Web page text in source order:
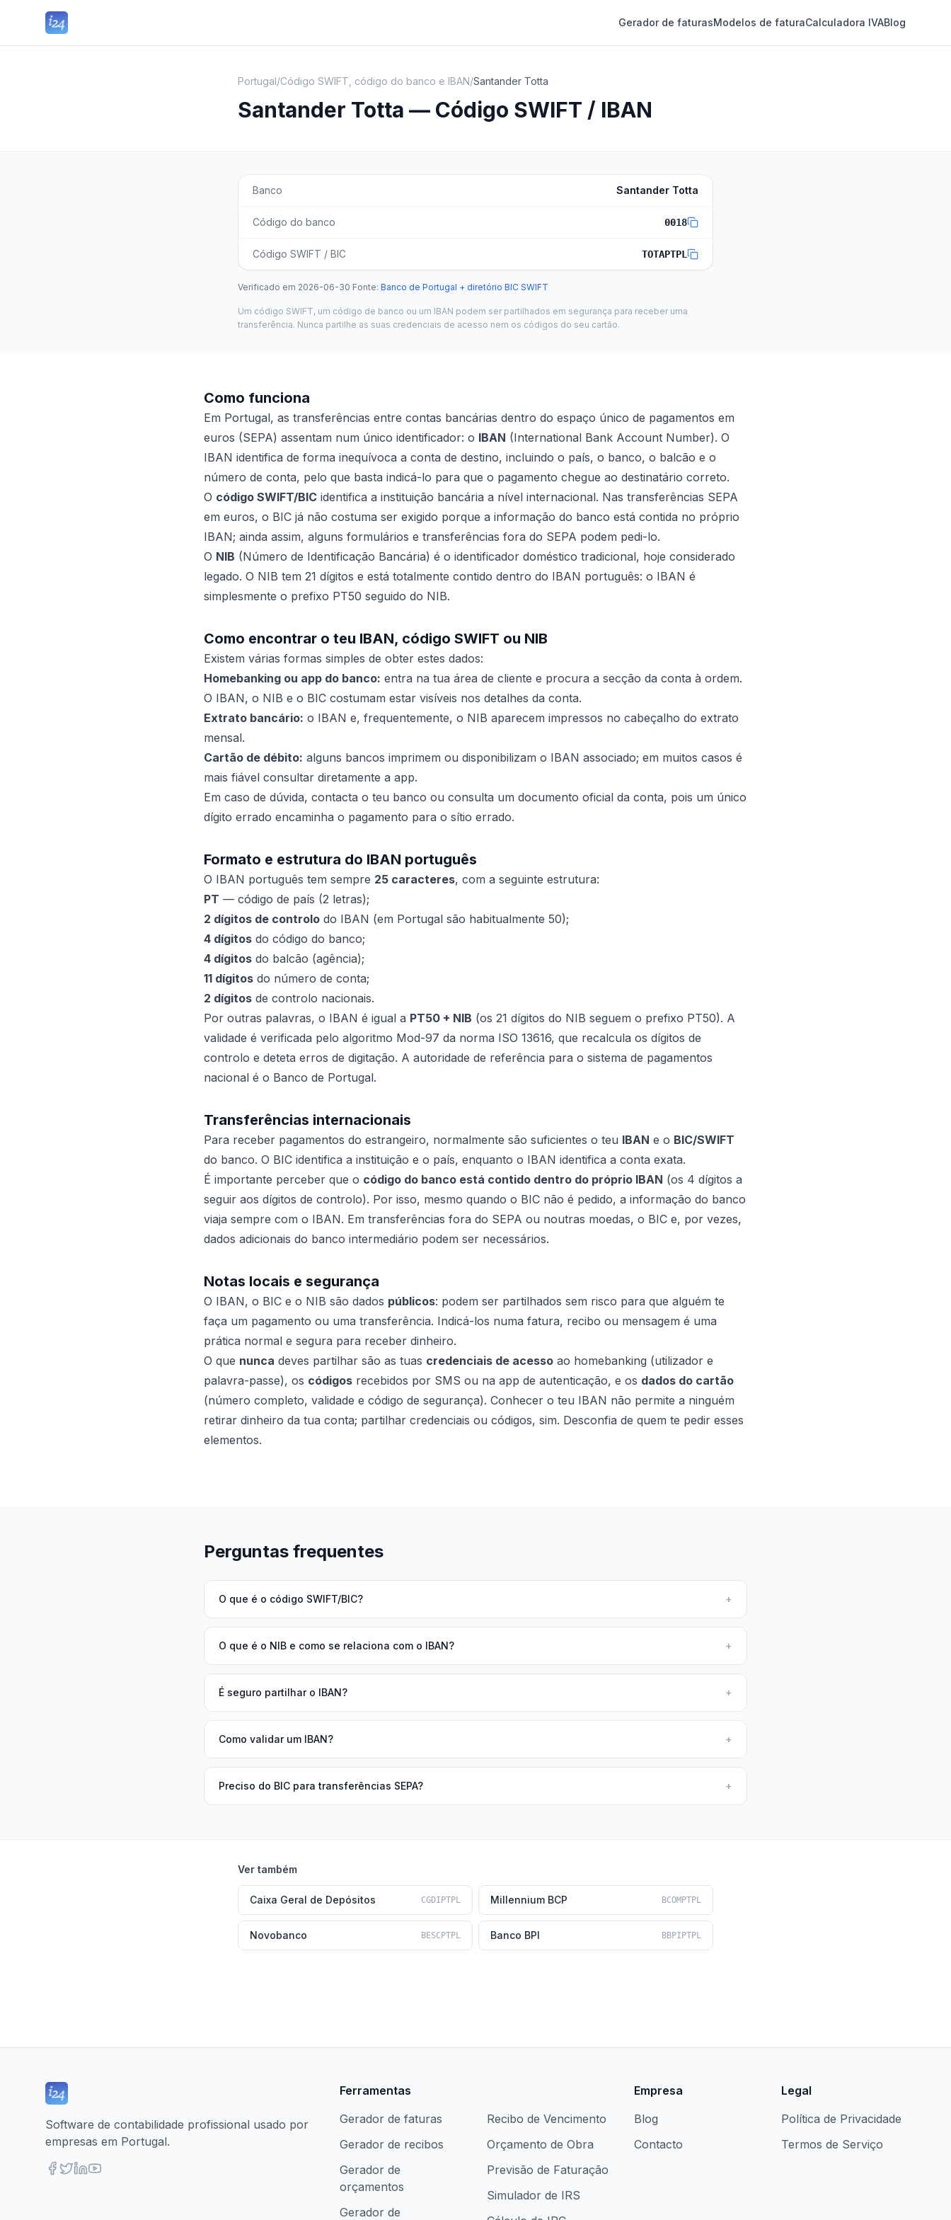
Gerador de faturasModelos de faturaCalculadora IVABlog
Portugal/Código SWIFT, código do banco e IBAN/Santander Totta
Santander Totta — Código SWIFT / IBAN
Banco Santander Totta
Código do banco 0018
Código SWIFT / BIC TOTAPTPL
Verificado em 2026-06-30·Fonte: Banco de Portugal + diretório BIC SWIFT
Um código SWIFT, um código de banco ou um IBAN podem ser partilhados em segurança para receber uma
transferência. Nunca partilhe as suas credenciais de acesso nem os códigos do seu cartão.
Como funciona
Em Portugal, as transferências entre contas bancárias dentro do espaço único de pagamentos em
euros (SEPA) assentam num único identificador: o IBAN (International Bank Account Number). O
IBAN identifica de forma inequívoca a conta de destino, incluindo o país, o banco, o balcão e o
número de conta, pelo que basta indicá-lo para que o pagamento chegue ao destinatário correto.
O código SWIFT/BIC identifica a instituição bancária a nível internacional. Nas transferências SEPA
em euros, o BIC já não costuma ser exigido porque a informação do banco está contida no próprio
IBAN; ainda assim, alguns formulários e transferências fora do SEPA podem pedi-lo.
O NIB (Número de Identificação Bancária) é o identificador doméstico tradicional, hoje considerado
legado. O NIB tem 21 dígitos e está totalmente contido dentro do IBAN português: o IBAN é
simplesmente o prefixo PT50 seguido do NIB.
Como encontrar o teu IBAN, código SWIFT ou NIB
Existem várias formas simples de obter estes dados:
Homebanking ou app do banco: entra na tua área de cliente e procura a secção da conta à ordem.
O IBAN, o NIB e o BIC costumam estar visíveis nos detalhes da conta.
Extrato bancário: o IBAN e, frequentemente, o NIB aparecem impressos no cabeçalho do extrato
mensal.
Cartão de débito: alguns bancos imprimem ou disponibilizam o IBAN associado; em muitos casos é
mais fiável consultar diretamente a app.
Em caso de dúvida, contacta o teu banco ou consulta um documento oficial da conta, pois um único
dígito errado encaminha o pagamento para o sítio errado.
Formato e estrutura do IBAN português
O IBAN português tem sempre 25 caracteres, com a seguinte estrutura:
PT — código de país (2 letras);
2 dígitos de controlo do IBAN (em Portugal são habitualmente 50);
4 dígitos do código do banco;
4 dígitos do balcão (agência);
11 dígitos do número de conta;
2 dígitos de controlo nacionais.
Por outras palavras, o IBAN é igual a PT50 + NIB (os 21 dígitos do NIB seguem o prefixo PT50). A
validade é verificada pelo algoritmo Mod-97 da norma ISO 13616, que recalcula os dígitos de
controlo e deteta erros de digitação. A autoridade de referência para o sistema de pagamentos
nacional é o Banco de Portugal.
Transferências internacionais
Para receber pagamentos do estrangeiro, normalmente são suficientes o teu IBAN e o BIC/SWIFT
do banco. O BIC identifica a instituição e o país, enquanto o IBAN identifica a conta exata.
É importante perceber que o código do banco está contido dentro do próprio IBAN (os 4 dígitos a
seguir aos dígitos de controlo). Por isso, mesmo quando o BIC não é pedido, a informação do banco
viaja sempre com o IBAN. Em transferências fora do SEPA ou noutras moedas, o BIC e, por vezes,
dados adicionais do banco intermediário podem ser necessários.
Notas locais e segurança
O IBAN, o BIC e o NIB são dados públicos: podem ser partilhados sem risco para que alguém te
faça um pagamento ou uma transferência. Indicá-los numa fatura, recibo ou mensagem é uma
prática normal e segura para receber dinheiro.
O que nunca deves partilhar são as tuas credenciais de acesso ao homebanking (utilizador e
palavra-passe), os códigos recebidos por SMS ou na app de autenticação, e os dados do cartão
(número completo, validade e código de segurança). Conhecer o teu IBAN não permite a ninguém
retirar dinheiro da tua conta; partilhar credenciais ou códigos, sim. Desconfia de quem te pedir esses
elementos.
Perguntas frequentes
O que é o código SWIFT/BIC? +
O que é o NIB e como se relaciona com o IBAN? +
É seguro partilhar o IBAN? +
Como validar um IBAN? +
Preciso do BIC para transferências SEPA? +
Ver também
Caixa Geral de Depósitos CGDIPTPL Millennium BCP BCOMPTPL
Novobanco BESCPTPL Banco BPI BBPIPTPL
Software de contabilidade profissional usado por
empresas em Portugal.
Ferramentas
Gerador de faturas
Gerador de recibos
Gerador de
orçamentos
Gerador de
Recibo de Vencimento
Orçamento de Obra
Previsão de Faturação
Simulador de IRS
Empresa
Blog
Contacto
Legal
Política de Privacidade
Termos de Serviço